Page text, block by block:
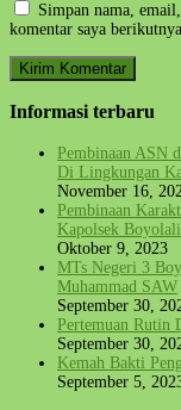
Simpan nama,
komentar saya
Informasi terbaru
Pembinaan ASN
Di Lingkungan
November 16,
Pembinaan
Kapolsek Boyolali
Oktober 9, 2023
MTs Negeri 3
Muhammad SAW
September 30,
Pertemuan Rutin
September 30,
Kemah Bakti
September 5,